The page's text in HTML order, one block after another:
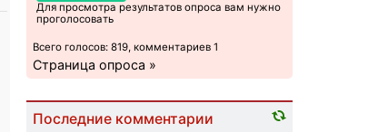
Для просмотра результатов опроса вам нужно
проголосовать
Всего голосов: 819, комментариев 1
Страница опроса »
Последние комментарии